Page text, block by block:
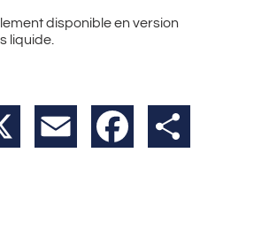
disponible en version
liquide.
Email Facebook